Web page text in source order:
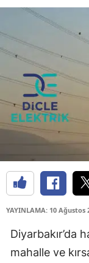
YAYINLAMA: 10 Ağustos
Diyarbakır’da
mahalle ve